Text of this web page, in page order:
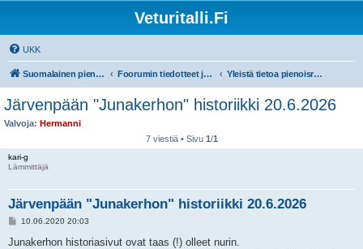
Veturitalli.Fi
UKK
Suomalainen pienoisrautatiefoorumi Foorumin tiedotteet ja ohjeet Yleistä tietoa pienoisrautateistä
Järvenpään "Junakerhon" historiikki 20.6.2026
Valvoja: Hermanni
7 viestiä • Sivu 1/1
kari-g
Lämmittäjä
Järvenpään "Junakerhon" historiikki 20.6.2026
V
e
10.06.2020 20:03
Junakerhon historiasivut ovat taas (!) olleet nurin.